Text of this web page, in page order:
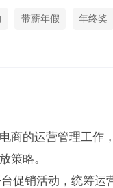
带薪年假 年终奖
商的运营管理工作
策略。
促销活动，统筹运